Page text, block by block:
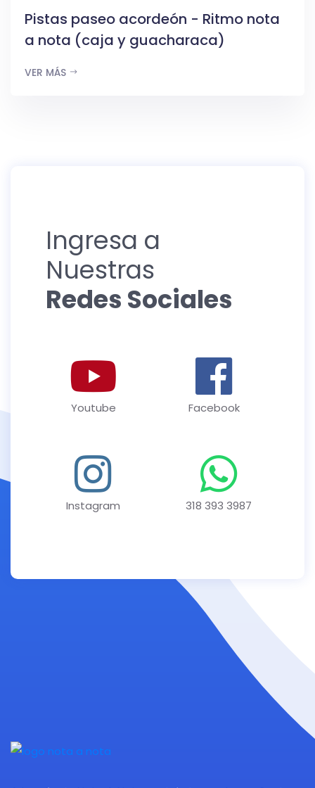
Pistas paseo acordeón - Ritmo nota
a nota (caja y guacharaca)
VER MÁS
Ingresa a
Nuestras
Redes Sociales
Youtube Facebook
Instagram 318 393 3987